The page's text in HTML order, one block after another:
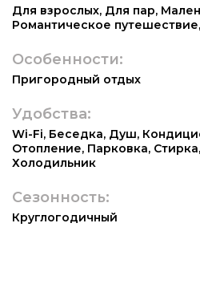
Для взрослых, Для пар,
Романтическое путешествие,
Особенности:
Пригородный отдых
Удобства:
Wi-Fi, Беседка, Душ,
Отопление, Парковка, Стирка,
Холодильник
Сезонность:
Круглогодичный